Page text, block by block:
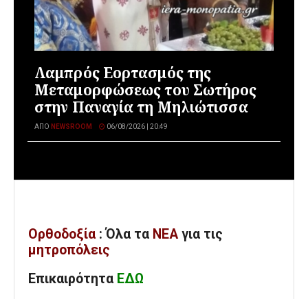
Λαμπρός Εορτασμός της
Μεταμορφώσεως του Σωτήρος
στην Παναγία τη Μηλιώτισσα
ΑΠΌ NEWSROOM 06/08/2026 | 20:49
Ορθοδοξία : Όλα τα ΝΕΑ για τις
μητροπόλεις
Επικαιρότητα ΕΔΩ